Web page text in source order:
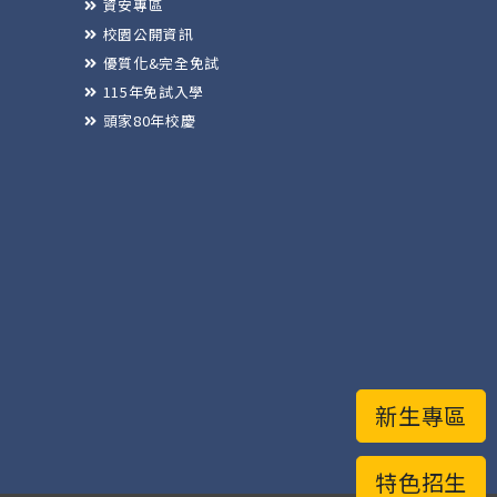
特色招生
新生專區
資安專區
校園公開資訊
優質化&完全免試
115年免試入學
頭家80年校慶